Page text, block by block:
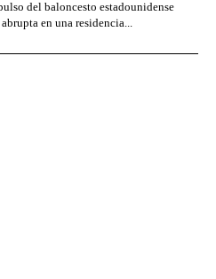
del baloncesto estadounidense
en una residencia...